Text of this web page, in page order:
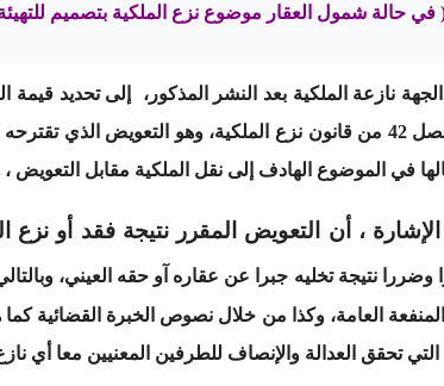
شمول العقار موضوع نزع الملكية بتصميم للتهيئة) (2) و نشره بالجريدة
نازعة الملكية بعد النشر المذكور، إلى تحديد
بمقتضيات الفصل 42 من قانون نزع الملكية، وهو التعويض
في الموضوع الهادف إلى نقل الملكية مقابل
، أن التعويض المقرر نتيجة فقد أو نزع
المنفعة العامة، وكذا من خلال نصوص الخبرة القضائية
تحقق العدالة والإنصاف للطرفين المعنيين معا أي